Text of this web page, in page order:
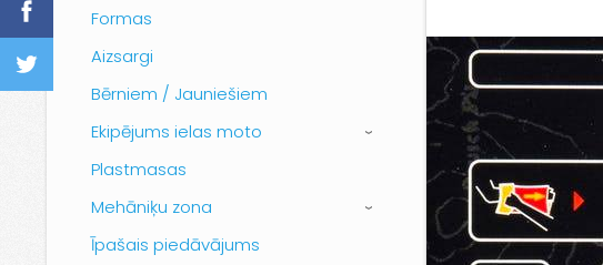
Formas
Aizsargi
Bērniem / Jauniešiem
Ekipējums ielas moto
›
Plastmasas
Mehāniķu zona
›
Īpašais piedāvājums